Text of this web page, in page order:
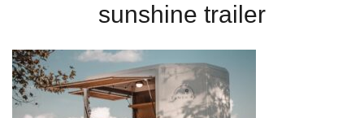
sunshine trailer